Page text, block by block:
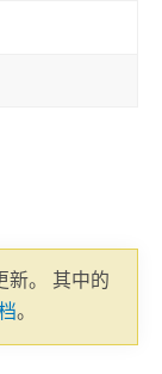
新。 其中的
。